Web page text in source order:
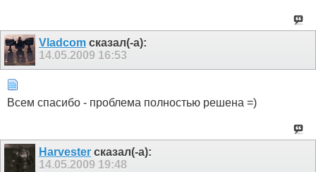
Vladcom сказал(-а):
14.05.2009 16:53
Всем спасибо - проблема полностью решена =)
Harvester сказал(-а):
14.05.2009 19:48